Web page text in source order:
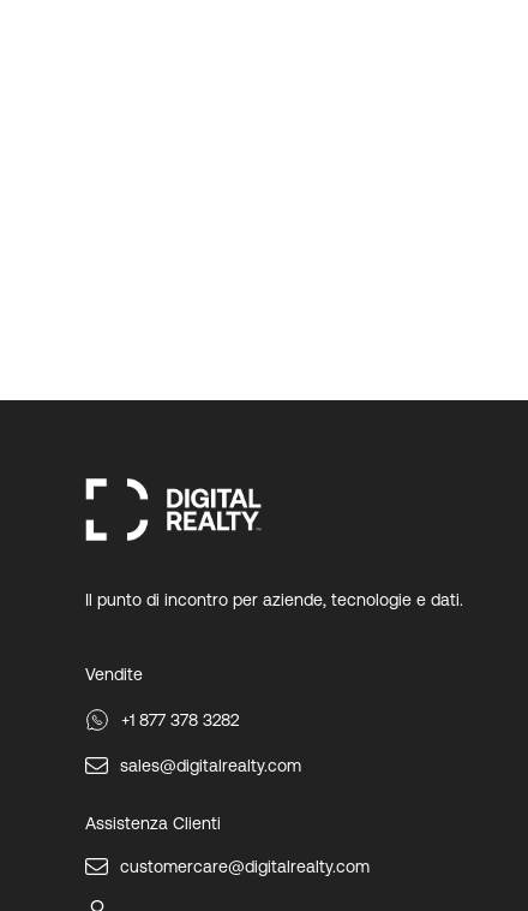
Il punto di incontro per aziende, tecnologie e dati.
Vendite
+1 877 378 3282
sales@digitalrealty.com
Assistenza Clienti
customercare@digitalrealty.com